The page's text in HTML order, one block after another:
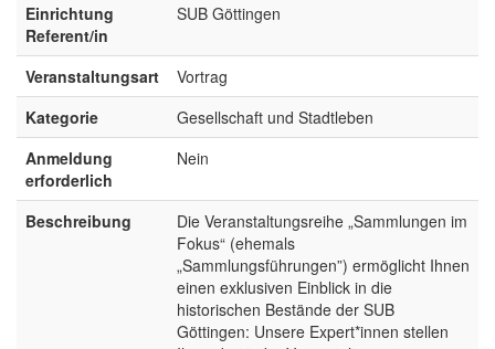
Einrichtung
Referent/in
SUB Göttingen
Veranstaltungsart
Vortrag
Kategorie
Gesellschaft und Stadtleben
Anmeldung
erforderlich
Nein
Beschreibung
Die Veranstaltungsreihe „Sammlungen im
Fokus“ (ehemals
„Sammlungsführungen”) ermöglicht Ihnen
einen exklusiven Einblick in die
historischen Bestände der SUB
Göttingen: Unsere Expert*innen stellen